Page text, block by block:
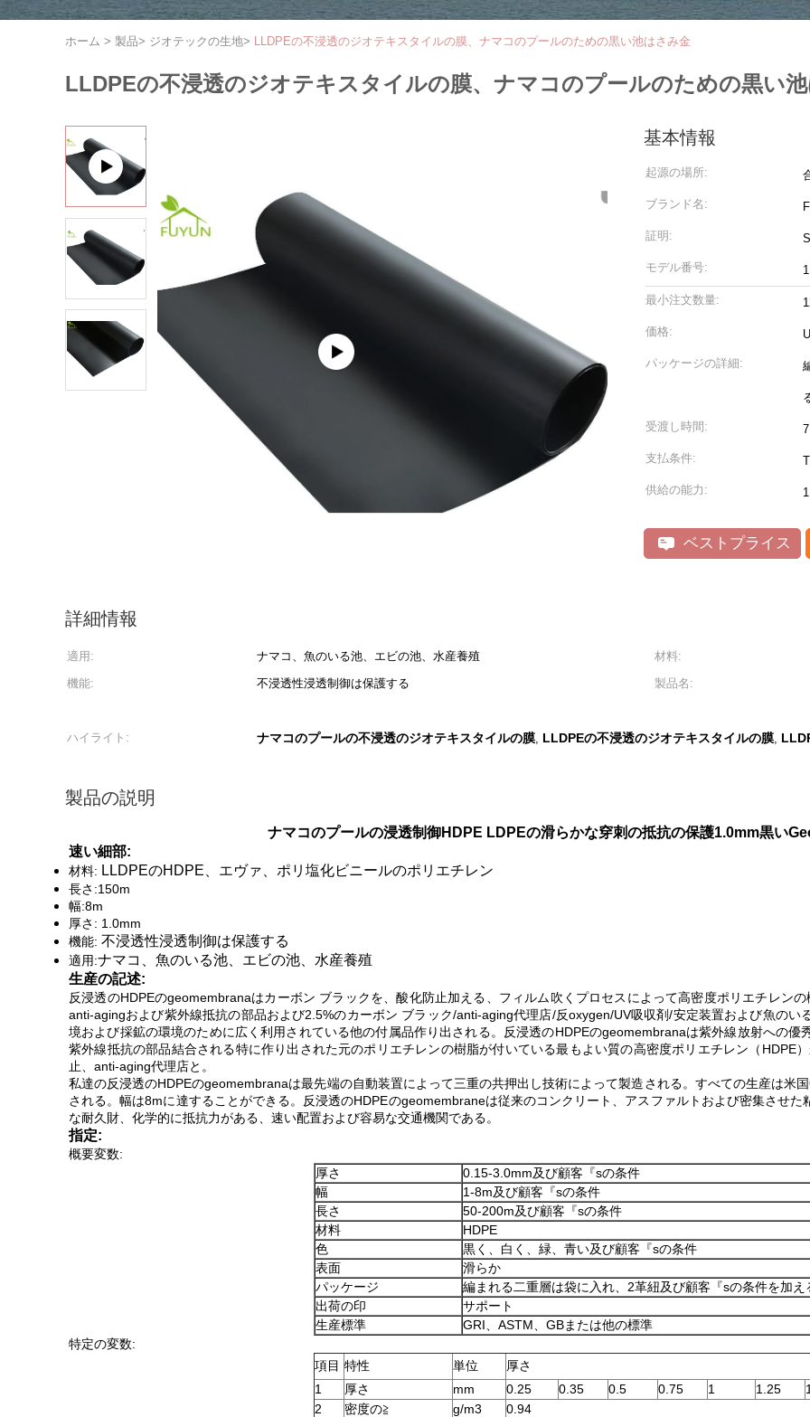
ホーム > 製品> ジオテックの生地> LLDPEの不浸透のジオテキスタイルの膜、ナマコのプールのための黒い池はさみ金
LLDPEの不浸透のジオテキスタイルの膜、ナマコのプールのための黒い
基本情報
起源の場所:
ブランド名:
証明:
モデル番号:
最小注文数量:
価格:
パッケージの詳細:
受渡し時間:
支払条件:
供給の能力:
ベストプライス
詳細情報
適用: ナマコ、魚のいる池、エビの池、水産養殖 材料:
機能:
不浸透性浸透制御は保護する 製品名:
ハイライト:
ナマコのプールの不浸透のジオテキスタイルの膜, LLDPEの不浸透のジオテキスタイルの膜,
製品の説明
ナマコのプールの浸透制御HDPE LDPEの滑らかな穿刺の抵抗の保護1.0mm黒い
速い細部:
材料: LLDPEのHDPE、エヴァ、ポリ塩化ビニールのポリエチレン
長さ:150m
幅:8m
厚さ: 1.0mm
機能: 不浸透性浸透制御は保護する
適用:ナマコ、魚のいる池、エビの池、水産養殖
生産の記述:
反浸透のHDPEのgeomembranaはカーボン ブラックを、酸化防止加える、フィルム吹くプロセスによって高密度ポリエチレン
anti-agingおよび紫外線抵抗の部品および2.5%のカーボン ブラック/anti-aging代理店/反oxygen/UV吸収剤/安定装置および魚の
境および採鉱の環境のために広く利用されている他の付属品作り出される。反浸透のHDPEのgeomembranaは紫外線放射への
紫外線抵抗の部品結合される特に作り出された元のポリエチレンの樹脂が付いている最もよい質の高密度ポリエチレン（HDPE
止、anti-aging代理店と。
私達の反浸透のHDPEのgeomembranaは最先端の自動装置によって三重の共押出し技術によって製造される。すべての生産は米
される。幅は8mに達することができる。反浸透のHDPEのgeomembraneは従来のコンクリート、アスファルトおよび密集させ
な耐久財、化学的に抵抗力がある、速い配置および容易な交通機関である。
指定:
概要変数:
厚さ
0.15-3.0mm及び顧客『sの条件
幅
1-8m及び顧客『sの条件
長さ
50-200m及び顧客『sの条件
材料
HDPE
色
黒く、白く、緑、青い及び顧客『sの条件
表面
滑らか
パッケージ
編まれる二重層は袋に入れ、2革紐及び顧客『sの条件を加え
出荷の印
サポート
生産標準
GRI、ASTM、GBまたは他の標準
特定の変数:
項目 特性 単位
厚さ
1
厚さ mm 0.25 0.35 0.5 0.75 1 1.25
2
密度の≧ g/m3 0.94